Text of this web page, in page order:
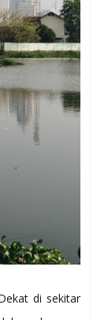
di sekitar